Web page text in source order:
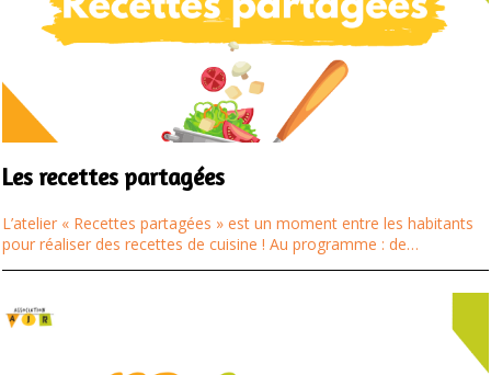
Les recettes partagées
L’atelier « Recettes partagées » est un moment entre les habitants
pour réaliser des recettes de cuisine ! Au programme : de…